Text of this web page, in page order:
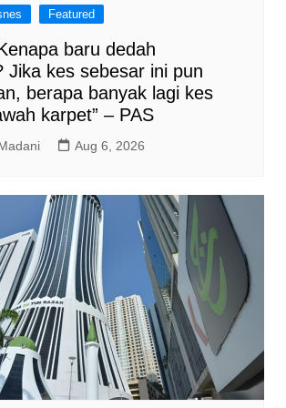
Featured
baru dedah
Jika kes sebesar ini pun
berapa banyak lagi kes
karpet” – PAS
Aug 6, 2026